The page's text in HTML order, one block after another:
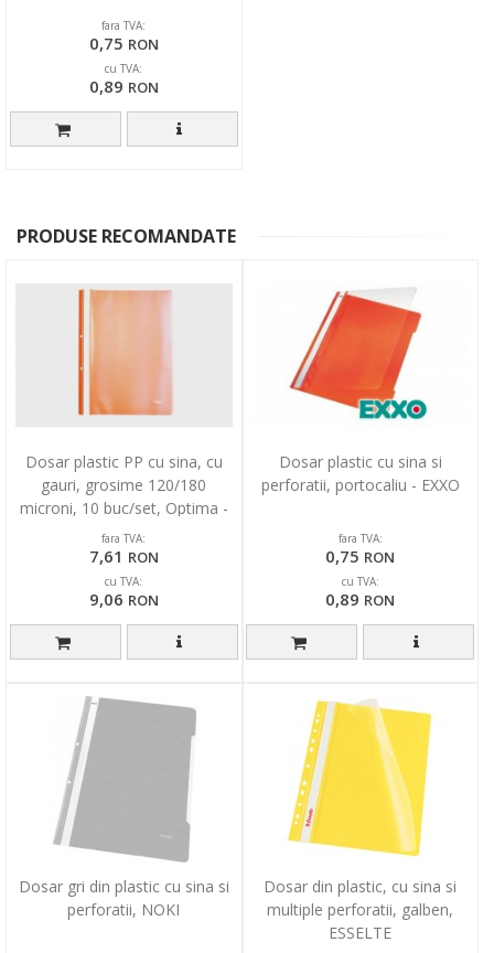
fara TVA:
0,75 RON
cu TVA:
0,89 RON
PRODUSE RECOMANDATE
Dosar plastic PP cu sina, cu
gauri, grosime 120/180
microni, 10 buc/set, Optima -
orange
fara TVA:
7,61 RON
cu TVA:
9,06 RON
Dosar plastic cu sina si
perforatii, portocaliu - EXXO
fara TVA:
0,75 RON
cu TVA:
0,89 RON
Dosar gri din plastic cu sina si
perforatii, NOKI
Dosar din plastic, cu sina si
multiple perforatii, galben,
ESSELTE